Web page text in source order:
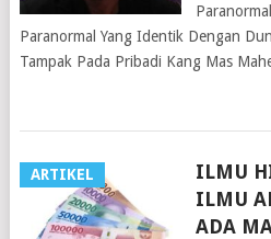
Paranormal Yang Identik Dengan
Tampak Pada Pribadi Kang Mas
ARTIKEL
ILMU
ILMU
ADA